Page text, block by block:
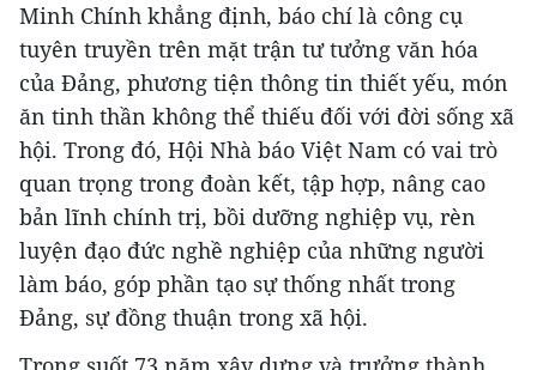
Minh Chính khẳng định, báo chí là công cụ
tuyên truyền trên mặt trận tư tưởng văn hóa
của Đảng, phương tiện thông tin thiết yếu, món
ăn tinh thần không thể thiếu đối với đời sống xã
hội. Trong đó, Hội Nhà báo Việt Nam có vai trò
quan trọng trong đoàn kết, tập hợp, nâng cao
bản lĩnh chính trị, bồi dưỡng nghiệp vụ, rèn
luyện đạo đức nghề nghiệp của những người
làm báo, góp phần tạo sự thống nhất trong
Đảng, sự đồng thuận trong xã hội.